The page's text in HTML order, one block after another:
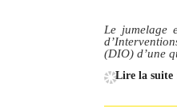
Le jumelage
(DIO) d’une
Lire la suite